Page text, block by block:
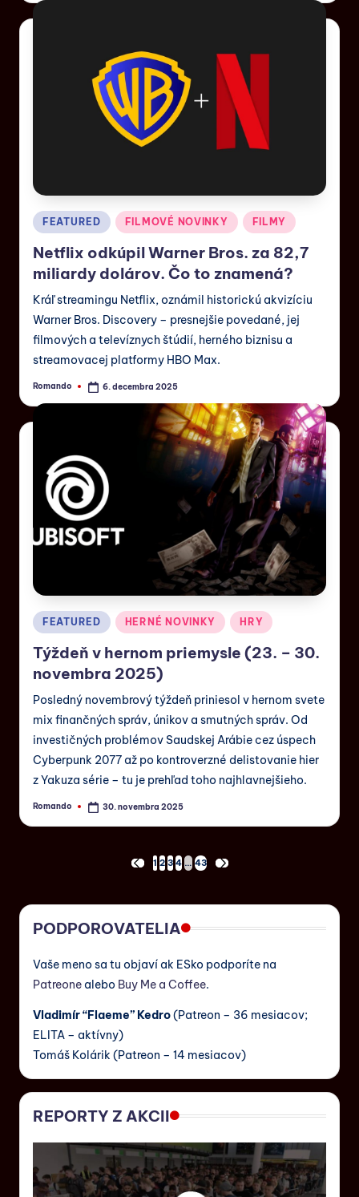
FEATURED FILMOVÉ NOVINKY FILMY
Netflix odkúpil Warner Bros. za 82,7
miliardy dolárov. Čo to znamená?
Kráľ streamingu Netflix, oznámil historickú akvizíciu
Warner Bros. Discovery – presnejšie povedané, jej
filmových a televíznych štúdií, herného biznisu a
streamovacej platformy HBO Max.
Romando 6. decembra 2025
FEATURED HERNÉ NOVINKY HRY
Týždeň v hernom priemysle (23. – 30.
novembra 2025)
Posledný novembrový týždeň priniesol v hernom svete
mix finančných správ, únikov a smutných správ. Od
investičných problémov Saudskej Arábie cez úspech
Cyberpunk 2077 až po kontroverzné delistovanie hier
z Yakuza série – tu je prehľad toho najhlavnejšieho.
Romando 30. novembra 2025
1 2 3 4 … 43
PODPOROVATELIA
Vaše meno sa tu objaví ak ESko podporíte na
Patreone alebo Buy Me a Coffee.
Vladimír “Flaeme” Kedro(Patreon – 36 mesiacov;
ELITA – aktívny)
Tomáš Kolárik (Patreon – 14 mesiacov)
REPORTY Z AKCII